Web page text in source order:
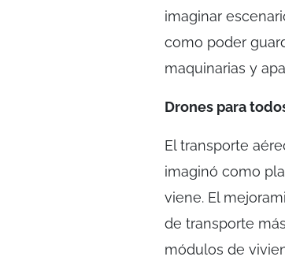
imaginar
como poder
maquinarias y
Drones para
El transporte
imaginó como
viene. El
de transporte
módulos de